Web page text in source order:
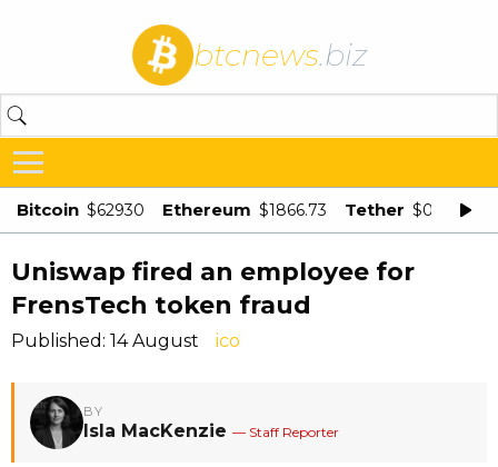
btcnews.biz
Bitcoin $62930 Ethereum $1866.73 Tether $0.998875
Uniswap fired an employee for
FrensTech token fraud
Published: 14 August ico
BY
Isla MacKenzie — Staff Reporter